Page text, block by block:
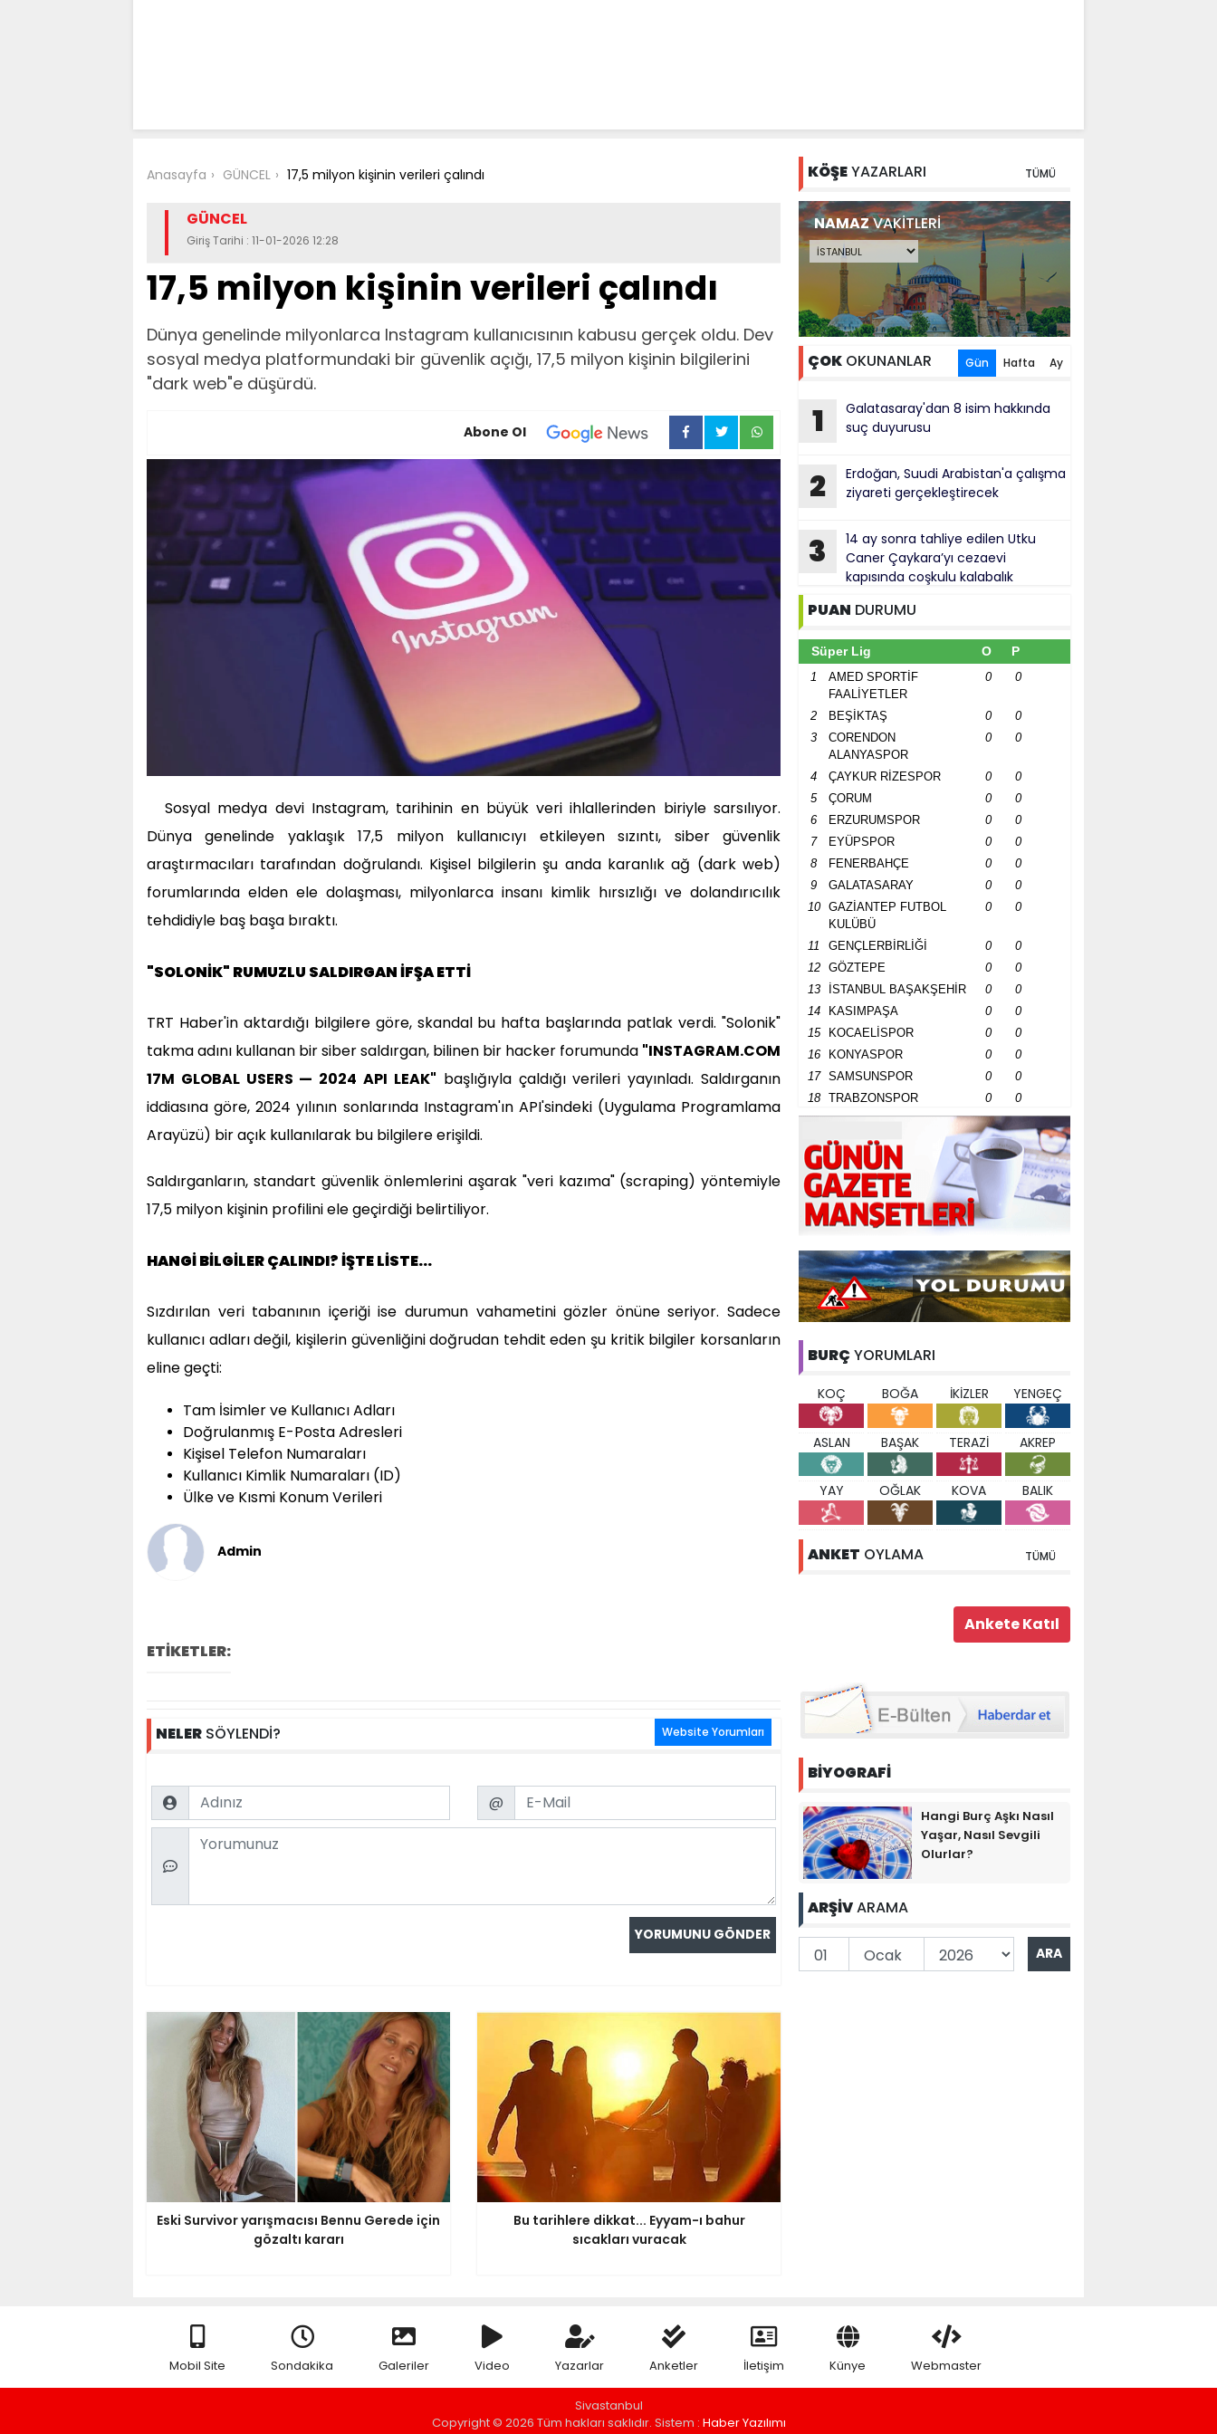
Anasayfa GÜNCEL 17,5 milyon kişinin verileri çalındı
GÜNCEL
Giriş Tarihi : 11-01-2026 12:28
17,5 milyon kişinin verileri çalındı
Dünya genelinde milyonlarca Instagram kullanıcısının kabusu gerçek oldu. Dev
sosyal medya platformundaki bir güvenlik açığı, 17,5 milyon kişinin bilgilerini
"dark web"e düşürdü.
Abone Ol
Sosyal medya devi Instagram, tarihinin en büyük veri ihlallerinden biriyle sarsılıyor.
Dünya genelinde yaklaşık 17,5 milyon kullanıcıyı etkileyen sızıntı, siber güvenlik
araştırmacıları tarafından doğrulandı. Kişisel bilgilerin şu anda karanlık ağ (dark web)
forumlarında elden ele dolaşması, milyonlarca insanı kimlik hırsızlığı ve dolandırıcılık
tehdidiyle baş başa bıraktı.
"SOLONİK" RUMUZLU SALDIRGAN İFŞA ETTİ
TRT Haber'in aktardığı bilgilere göre, skandal bu hafta başlarında patlak verdi. "Solonik"
takma adını kullanan bir siber saldırgan, bilinen bir hacker forumunda "INSTAGRAM.COM
17M GLOBAL USERS — 2024 API LEAK" başlığıyla çaldığı verileri yayınladı. Saldırganın
iddiasına göre, 2024 yılının sonlarında Instagram'ın API'sindeki (Uygulama Programlama
Arayüzü) bir açık kullanılarak bu bilgilere erişildi.
Saldırganların, standart güvenlik önlemlerini aşarak "veri kazıma" (scraping) yöntemiyle
17,5 milyon kişinin profilini ele geçirdiği belirtiliyor.
HANGİ BİLGİLER ÇALINDI? İŞTE LİSTE...
Sızdırılan veri tabanının içeriği ise durumun vahametini gözler önüne seriyor. Sadece
kullanıcı adları değil, kişilerin güvenliğini doğrudan tehdit eden şu kritik bilgiler korsanların
eline geçti:
Tam İsimler ve Kullanıcı Adları
Doğrulanmış E-Posta Adresleri
Kişisel Telefon Numaraları
Kullanıcı Kimlik Numaraları (ID)
Ülke ve Kısmi Konum Verileri
Admin
ETİKETLER:
NELER SÖYLENDİ? Website Yorumları
Name Email
@
Comment
Eski Survivor yarışmacısı Bennu Gerede için
gözaltı kararı
Bu tarihlere dikkat... Eyyam-ı bahur
sıcakları vuracak
KÖŞEYAZARLARI TÜMÜ
NAMAZVAKİTLERİ
ÇOK OKUNANLAR Gün Hafta Ay
1
Galatasaray'dan 8 isim hakkında
suç duyurusu
2
Erdoğan, Suudi Arabistan'a çalışma
ziyareti gerçekleştirecek
3
14 ay sonra tahliye edilen Utku
Caner Çaykara’yı cezaevi
kapısında coşkulu kalabalık
karşıladı
PUAN DURUMU
Süper Lig O P
1
AMED SPORTİF
FAALİYETLER
0 0
2 BEŞİKTAŞ 0
0
3
CORENDON
ALANYASPOR
0 0
4 ÇAYKUR RİZESPOR 0
0
5
ÇORUM 0
0
6
ERZURUMSPOR 0
0
7
EYÜPSPOR 0
0
8
FENERBAHÇE 0
0
9
GALATASARAY 0
0
10
GAZİANTEP FUTBOL
KULÜBÜ
0 0
11 GENÇLERBİRLİĞİ 0
0
12
GÖZTEPE 0
0
13
İSTANBUL BAŞAKŞEHİR 0
0
14
KASIMPAŞA 0
0
15
KOCAELİSPOR 0
0
16
KONYASPOR 0
0
17
SAMSUNSPOR 0
0
18
TRABZONSPOR 0 0
BURÇ YORUMLARI
KOÇ BOĞA İKİZLER YENGEÇ
ASLAN BAŞAK TERAZİ AKREP
YAY OĞLAK KOVA BALIK
ANKET OYLAMA TÜMÜ
BİYOGRAFİ
Hangi Burç Aşkı Nasıl
Yaşar, Nasıl Sevgili
Olurlar?
ARŞİVARAMA
Mobil Site Sondakika Galeriler Video Yazarlar Anketler İletişim Künye Webmaster
Sivastanbul
Copyright © 2026 Tüm hakları saklıdır. Sistem : Haber Yazılımı